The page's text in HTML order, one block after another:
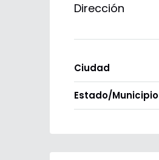
Dirección
Ciudad
Estado/Municipio